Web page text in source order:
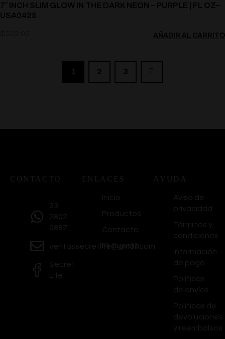
7″ INCH SLIM GLOW IN THE DARK NEON – PURPLE | FL OZ–
USA0425
AÑADIR AL CARRITO
1 2 3
CONTACTO
33
2802
0887
ventassecretlife@gmail.com
Secret
Life
ENLACES
Inicio
Productos
Contacto
Mi Cuenta
AYUDA
Aviso de
privacidad
Términos y
condiciones
Información
de pago
Políticas
de envíos
Políticas de
devoluciones
y reembolsos